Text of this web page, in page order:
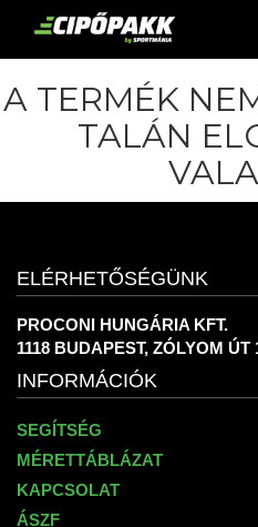
A TERMÉK
TALÁN
ELÉRHETŐSÉGÜNK
PROCONI HUNGÁRIA KFT.
1118 BUDAPEST, ZÓLYOM ÚT
INFORMÁCIÓK
SEGÍTSÉG
MÉRETTÁBLÁZAT
KAPCSOLAT
ÁSZF